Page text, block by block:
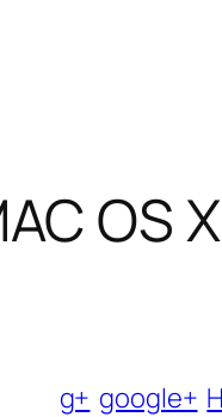
OS
g+ google+